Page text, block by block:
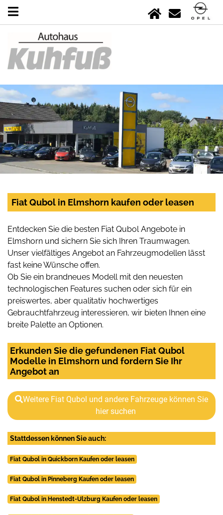
Fiat Qubol in Elmshorn kaufen oder leasen
Entdecken Sie die besten Fiat Qubol Angebote in
Elmshorn und sichern Sie sich Ihren Traumwagen.
Unser vielfältiges Angebot an Fahrzeugmodellen lässt
fast keine Wünsche offen.
Ob Sie ein brandneues Modell mit den neuesten
technologischen Features suchen oder sich für ein
preiswertes, aber qualitativ hochwertiges
Gebrauchtfahrzeug interessieren, wir bieten Ihnen eine
breite Palette an Optionen.
Erkunden Sie die gefundenen Fiat Qubol
Modelle in Elmshorn und fordern Sie Ihr
Angebot an
Weitere Fiat Qubol und andere Fahrzeuge können Sie
hier suchen
Stattdessen können Sie auch:
Fiat Qubol in Quickborn Kaufen oder leasen
Fiat Qubol in Pinneberg Kaufen oder leasen
Fiat Qubol in Henstedt-Ulzburg Kaufen oder leasen